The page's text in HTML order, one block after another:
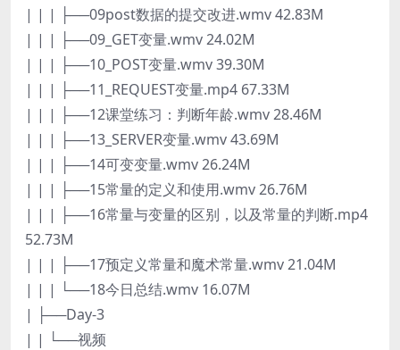
| | | ├──09post数据的提交改进.wmv 42.83M
| | | ├──09_GET变量.wmv 24.02M
| | | ├──10_POST变量.wmv 39.30M
| | | ├──11_REQUEST变量.mp4 67.33M
| | | ├──12课堂练习：判断年龄.wmv 28.46M
| | | ├──13_SERVER变量.wmv 43.69M
| | | ├──14可变变量.wmv 26.24M
| | | ├──15常量的定义和使用.wmv 26.76M
| | | ├──16常量与变量的区别，以及常量的判断.mp4
52.73M
| | | ├──17预定义常量和魔术常量.wmv 21.04M
| | | └──18今日总结.wmv 16.07M
| ├──Day-3
| | └──视频